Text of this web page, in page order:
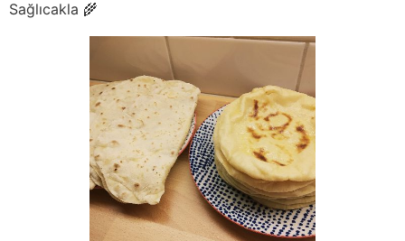
Sağlıcakla 🌾